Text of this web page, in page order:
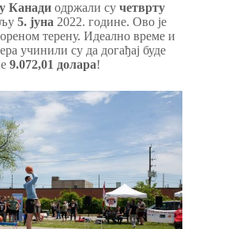
Канади одржали су четврту
5. јуна 2022. године. Ово је
терену. Идеално време и
учинили су да догађај буде
9.072,01 долара!